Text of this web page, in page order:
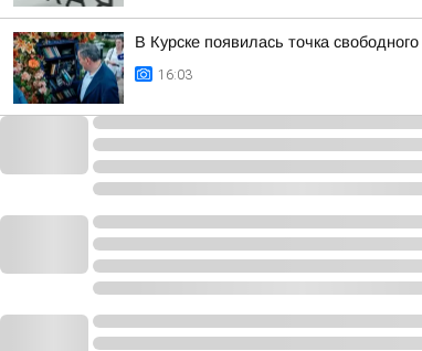
В Курске появилась точка
16:03